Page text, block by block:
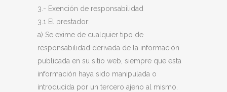
3.- Exención de responsabilidad
3.1 El prestador:
a) Se exime de cualquier tipo de
responsabilidad derivada de la información
publicada en su sitio web, siempre que esta
información haya sido manipulada o
introducida por un tercero ajeno al mismo.